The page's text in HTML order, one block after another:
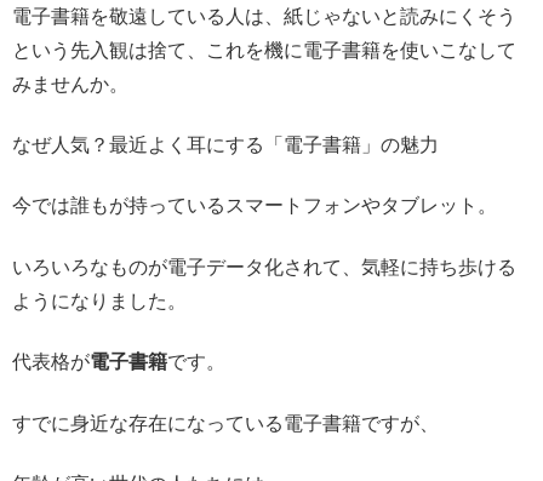
電子書籍を敬遠している人は、紙じゃないと読みにくそう
という先入観は捨て、これを機に電子書籍を使いこなして
みませんか。
なぜ人気？最近よく耳にする「電子書籍」の魅力
今では誰もが持っているスマートフォンやタブレット。
いろいろなものが電子データ化されて、気軽に持ち歩ける
ようになりました。
代表格が電子書籍です。
すでに身近な存在になっている電子書籍ですが、